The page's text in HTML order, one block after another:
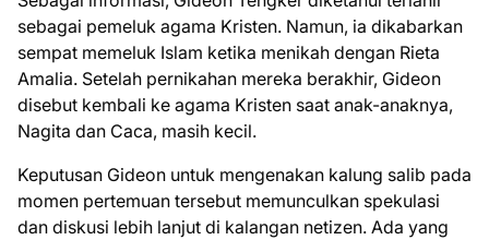
sebagai pemeluk agama Kristen. Namun, ia dikabarkan
sempat memeluk Islam ketika menikah dengan Rieta
Amalia. Setelah pernikahan mereka berakhir, Gideon
disebut kembali ke agama Kristen saat anak-anaknya,
Nagita dan Caca, masih kecil.
Keputusan Gideon untuk mengenakan kalung salib pada
momen pertemuan tersebut memunculkan spekulasi
dan diskusi lebih lanjut di kalangan netizen. Ada yang